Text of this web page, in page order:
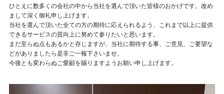
ひとえに数多くの会社の中から当社を選んで頂いた皆様のおかげです。改め
まして深く御礼申し上げます。
当社を選んで頂いた全ての方の期待に応えられるよう、これまで以上に提供
できるサービスの質向上に努めて参りたいと思います。
まだ至らぬ点もあるかと存じますが、当社に期待する事、ご意見、ご要望な
どがありましたら是非ご一報下さいませ。
今後とも変わらぬご愛顧を賜りますようお願い申し上げます。